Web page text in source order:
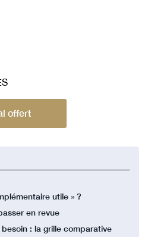
offert
utile » ?
en revue
: la grille comparative